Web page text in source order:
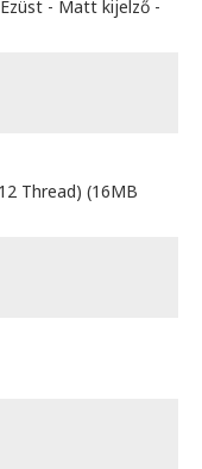
- Matt kijelző -
Thread) (16MB